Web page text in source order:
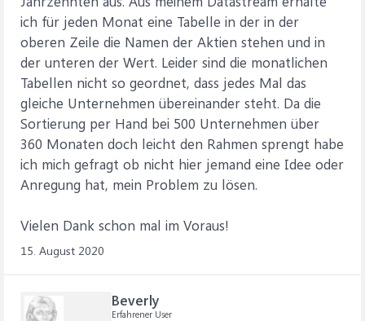
ich für jeden Monat eine Tabelle in der in der
oberen Zeile die Namen der Aktien stehen und in
der unteren der Wert. Leider sind die monatlichen
Tabellen nicht so geordnet, dass jedes Mal das
gleiche Unternehmen übereinander steht. Da die
Sortierung per Hand bei 500 Unternehmen über
360 Monaten doch leicht den Rahmen sprengt habe
ich mich gefragt ob nicht hier jemand eine Idee oder
Anregung hat, mein Problem zu lösen.
Vielen Dank schon mal im Voraus!
15. August 2020
Beverly
Erfahrener User